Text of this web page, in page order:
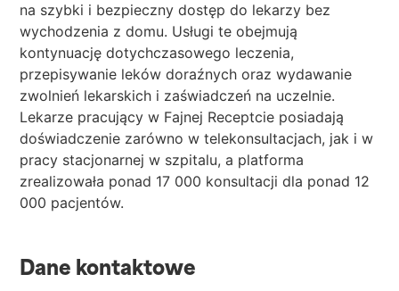
na szybki i bezpieczny dostęp do lekarzy bez
wychodzenia z domu. Usługi te obejmują
kontynuację dotychczasowego leczenia,
przepisywanie leków doraźnych oraz wydawanie
zwolnień lekarskich i zaświadczeń na uczelnie.
Lekarze pracujący w Fajnej Receptcie posiadają
doświadczenie zarówno w telekonsultacjach, jak i w
pracy stacjonarnej w szpitalu, a platforma
zrealizowała ponad 17 000 konsultacji dla ponad 12
000 pacjentów.
Dane kontaktowe